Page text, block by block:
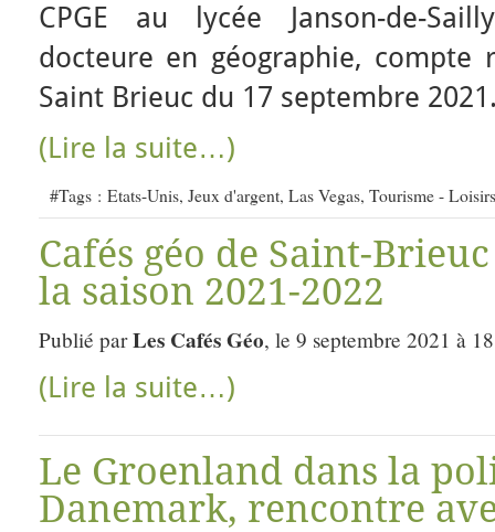
CPGE au lycée Janson-de-
docteure en géographie, compte
Saint Brieuc du 17 septembre
(Lire la suite…)
#Tags : Etats-Unis, Jeux d'argent, Las Vegas, Tourisme -
Cafés géo de Saint-
la saison 2021-2022
Publié parLes Cafés Géo, le 9 septembre 2021 à
(Lire la suite…)
Le Groenland dans la
Danemark, rencontre